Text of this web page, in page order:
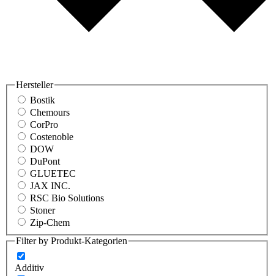
Hersteller
Bostik
Chemours
CorPro
Costenoble
DOW
DuPont
GLUETEC
JAX INC.
RSC Bio Solutions
Stoner
Zip-Chem
Filter by Produkt-Kategorien
Additiv